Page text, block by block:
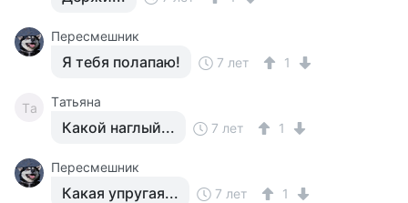
Пересмешник
Я тебя полапаю! 7 лет 1
Tа Tатьяна
Какой наглый... 7 лет 1
Пересмешник
Какая упругая... 7 лет 1